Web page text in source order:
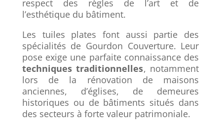
respect des règles de l’art et de
l’esthétique du bâtiment.
Les tuiles plates font aussi partie des
spécialités de Gourdon Couverture. Leur
pose exige une parfaite connaissance des
techniques traditionnelles, notamment
lors de la rénovation de maisons
anciennes, d’églises, de demeures
historiques ou de bâtiments situés dans
des secteurs à forte valeur patrimoniale.